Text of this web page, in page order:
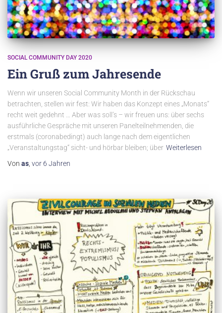
SOCIAL COMMUNITY DAY 2020
Ein Gruß zum Jahresende
Wenn wir unseren Social Community Month in der Rückschau
betrachten, stellen wir fest: Wir haben das Konzept eines „Monats“
recht weit gedehnt … Aber was soll’s – wir freuen uns: über sechs
ausführliche Gespräche mit unseren Panelteilnehmenden, die
erstmals (coronabedingt) auch lange nach dem eigentlichen
„Veranstaltungstag“ sicht- und hörbar bleiben; über Weiterlesen
Von as vor 6 Jahren